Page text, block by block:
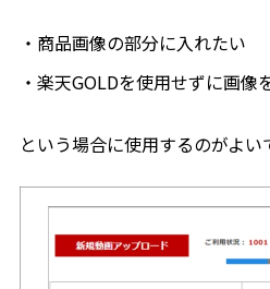
商品画像の部分に入れたい
楽天GOLDを使用せずに画像
という場合に使用するのがよい